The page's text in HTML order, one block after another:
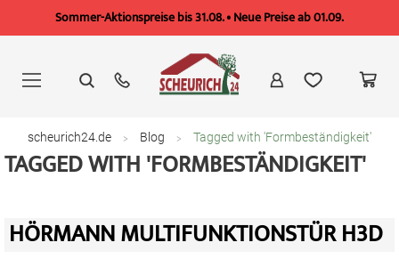
Sommer-Aktionspreise bis 31.08. • Neue Preise ab 01.09.
springen
scheurich24.de Blog Tagged with 'Formbeständigkeit'
TAGGED WITH 'FORMBESTÄNDIGKEIT'
HÖRMANN MULTIFUNKTIONSTÜR H3D